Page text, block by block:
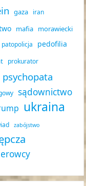
gaza iran
mafia morawiecki
patopolicja pedofilia
prokurator
psychopata
sądownictwo
ukraina
zabójstwo